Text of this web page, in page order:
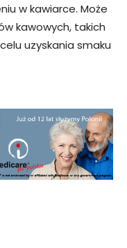
w kawiarce. Może
kawowych, takich
uzyskania smaku